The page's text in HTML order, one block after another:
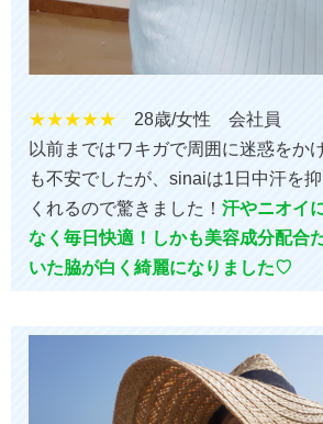
★★★★★ 28歳/女性 会社員
以前まではワキガで周囲に迷惑をか
も不安でしたが、sinaiは1日中汗を
くれるので驚きました！ 汗やニオイ
なく毎日快適！しかも美容成分配合
いた脇が白く綺麗になりました♡